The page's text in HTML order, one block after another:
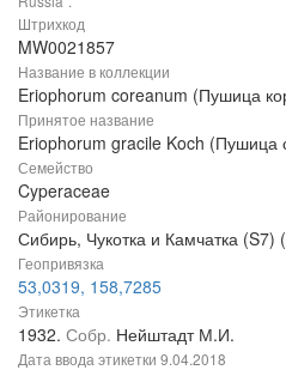
Штрихкод
MW0021857
Название в коллекции
Eriophorum coreanum (Пушица
Принятое название
Eriophorum gracile Koch (Пушица
Семейство
Cyperaceae
Районирование
Сибирь, Чукотка и Камчатка (S7)
Геопривязка
53,0319, 158,7285
Этикетка
1932. Собр. Нейштадт М.И.
Дата ввода этикетки 9.04.2018